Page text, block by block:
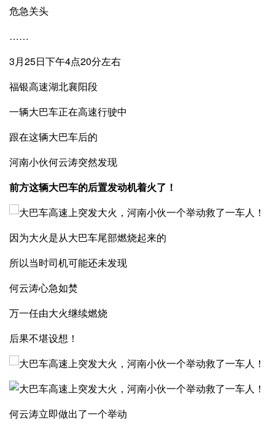
危急关头
……
3月25日下午4点20分左右
福银高速湖北襄阳段
一辆大巴车正在高速行驶中
跟在这辆大巴车后的
河南小伙何云涛突然发现
前方这辆大巴车的后置发动机着火了！
因为大火是从大巴车尾部燃烧起来的
所以当时司机可能还未发现
何云涛心急如焚
万一任由大火继续燃烧
后果不堪设想！
何云涛立即做出了一个举动